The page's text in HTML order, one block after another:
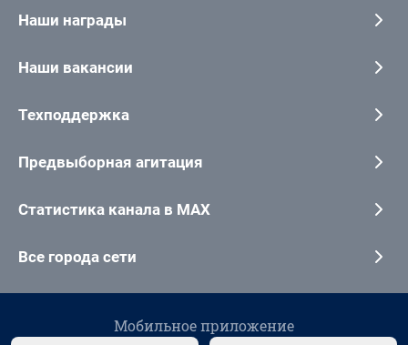
Наши награды
Наши вакансии
Техподдержка
Предвыборная агитация
Статистика канала в MAX
Все города сети
Мобильное приложение